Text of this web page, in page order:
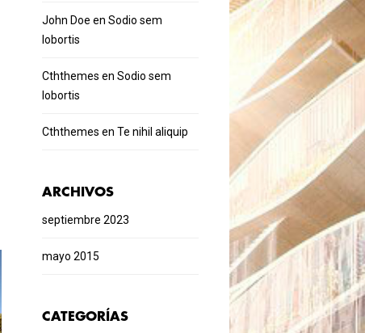
John Doe enSodio sem
lobortis
Cththemes enSodio sem
lobortis
Cththemes enTe nihil aliquip
ARCHIVOS
septiembre 2023
mayo 2015
CATEGORÍAS